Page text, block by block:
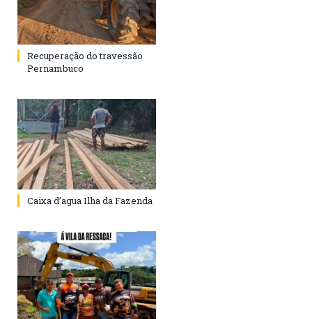
Recuperação do travessão
Pernambuco
Caixa d’agua Ilha da Fazenda